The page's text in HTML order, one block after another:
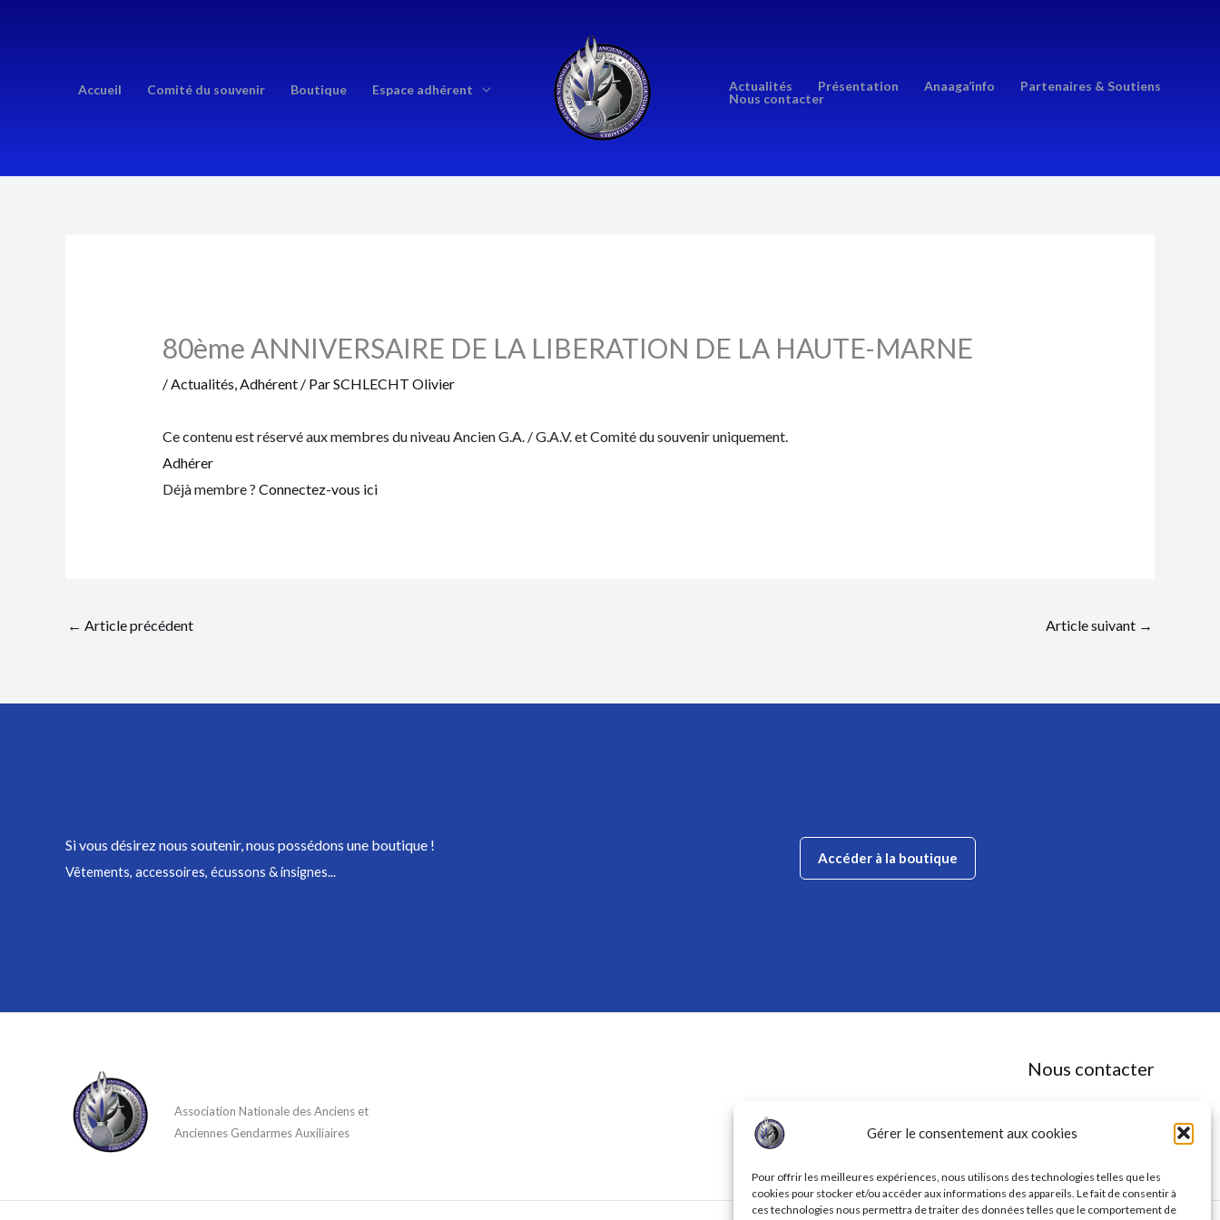
Gérer le consentement aux cookies
Pour offrir les meilleures expériences, nous utilisons des technologies telles que les
cookies pour stocker et/ou accéder aux informations des appareils. Le fait de consentir à
ces technologies nous permettra de traiter des données telles que le comportement de
Accueil Comité du souvenir Boutique Espace adhérent Actualités Présentation Anaaga’info
Partenaires & Soutiens
Nous contacter
80ème ANNIVERSAIRE DE LA LIBERATION DE LA HAUTE-MARNE
/ Actualités Adhérent/ ParSCHLECHT Olivier
Ce contenu est réservé aux membres du niveau Ancien G.A. / G.A.V. et Comité du souvenir uniquement.
Adhérer
Déjà membre ? Connectez-vous ici
← Article précédent Article suivant →
Si vous désirez nous soutenir,nous possédons une boutique !
Vêtements, accessoires, écussons & insignes...
Accéder à la boutique
Association Nationale des Anciens et
Anciennes Gendarmes Auxiliaires
Nous contacter
11 rue de la Doux, 86140 DOUSSAY